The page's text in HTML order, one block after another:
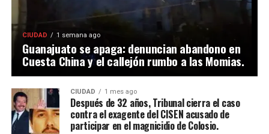
CIUDAD 1 semana ago
Guanajuato se apaga: denuncian abandono en
Cuesta China y el callejón rumbo a las Momias.
CIUDAD 1 mes ago
Después de 32 años, Tribunal cierra el caso
contra el exagente del CISEN acusado de
participar en el magnicidio de Colosio.